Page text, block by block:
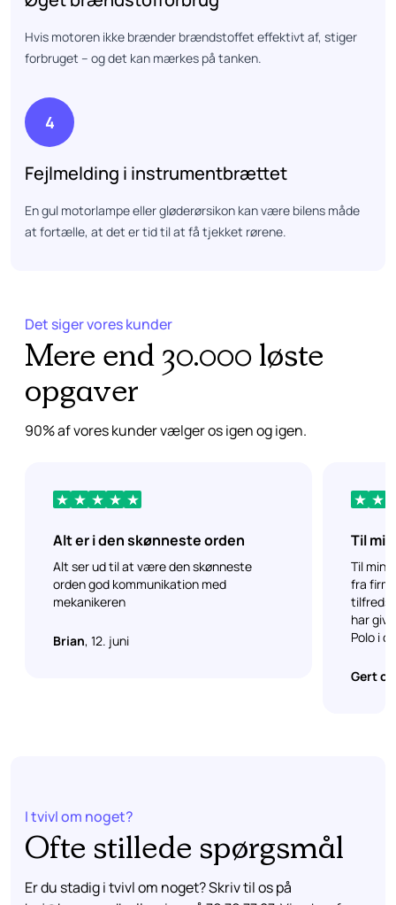
Hvis motoren ikke brænder brændstoffet effektivt af, stiger
forbruget – og det kan mærkes på tanken.
4
Fejlmelding i instrumentbrættet
En gul motorlampe eller gløderørsikon kan være bilens måde
at fortælle, at det er tid til at få tjekket rørene.
Det siger vores kunder
Mere end 30.000 løste
opgaver
90% af vores kunder vælger os igen og igen.
Alt er i den skønneste orden
Alt ser ud til at være den skønneste
orden god kommunikation med
mekanikeren
Brian, 12. juni
Til
Til min
fra
tilfreds
har
Polo i
Gert
I tvivl om noget?
Ofte stillede spørgsmål
Er du stadig i tvivl om noget? Skriv til os på